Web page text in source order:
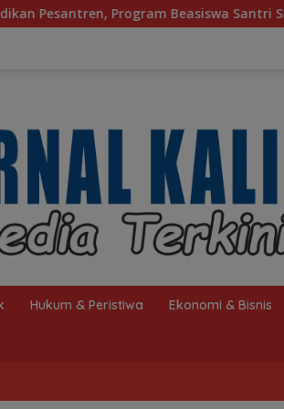
Santri Sudah Jangkau 2.751 Penerima
Hukum & Peristiwa Ekonomi & Bisnis